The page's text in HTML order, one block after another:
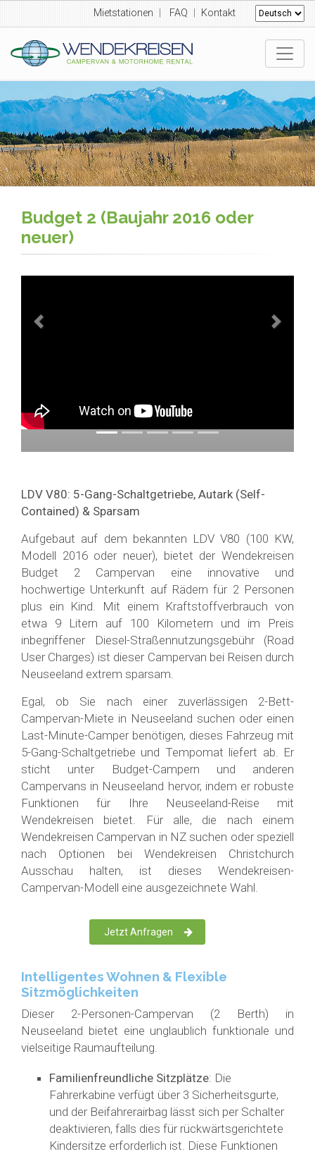
Mietstationen FAQ Kontakt
Budget 2 (Baujahr 2016 oder
neuer)
Previous Next
LDV V80: 5-Gang-Schaltgetriebe, Autark (Self-
Contained) & Sparsam
Aufgebaut auf dem bekannten LDV V80 (100 KW,
Modell 2016 oder neuer), bietet der Wendekreisen
Budget 2 Campervan eine innovative und
hochwertige Unterkunft auf Rädern für 2 Personen
plus ein Kind. Mit einem Kraftstoffverbrauch von
etwa 9 Litern auf 100 Kilometern und im Preis
inbegriffener Diesel-Straßennutzungsgebühr (Road
User Charges) ist dieser Campervan bei Reisen durch
Neuseeland extrem sparsam.
Egal, ob Sie nach einer zuverlässigen 2-Bett-
Campervan-Miete in Neuseeland suchen oder einen
Last-Minute-Camper benötigen, dieses Fahrzeug mit
5-Gang-Schaltgetriebe und Tempomat liefert ab. Er
sticht unter Budget-Campern und anderen
Campervans in Neuseeland hervor, indem er robuste
Funktionen für Ihre Neuseeland-Reise mit
Wendekreisen bietet. Für alle, die nach einem
Wendekreisen Campervan in NZ suchen oder speziell
nach Optionen bei Wendekreisen Christchurch
Ausschau halten, ist dieses Wendekreisen-
Campervan-Modell eine ausgezeichnete Wahl.
Jetzt Anfragen
Intelligentes Wohnen & Flexible
Sitzmöglichkeiten
Dieser 2-Personen-Campervan (2 Berth) in
Neuseeland bietet eine unglaublich funktionale und
vielseitige Raumaufteilung.
Familienfreundliche Sitzplätze: Die
Fahrerkabine verfügt über 3 Sicherheitsgurte,
und der Beifahrerairbag lässt sich per Schalter
deaktivieren, falls dies für rückwärtsgerichtete
Kindersitze erforderlich ist. Diese Funktionen